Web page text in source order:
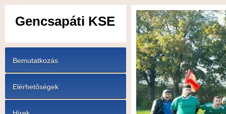
Gencsapáti KSE
Bemutatkozás
Elérhetőségek